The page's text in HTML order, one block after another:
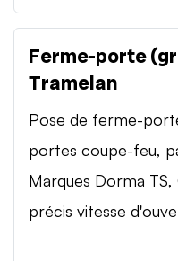
Ferme-porte
Tramelan
Pose de ferme-
portes coupe-feu,
Marques Dorma TS,
précis vitesse